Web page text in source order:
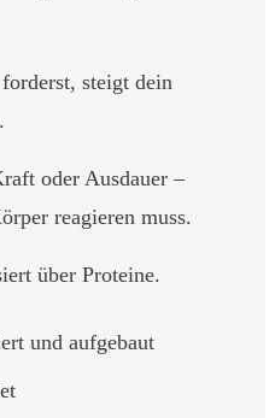
steigt dein
oder Ausdauer –
reagieren muss.
über Proteine.
und aufgebaut